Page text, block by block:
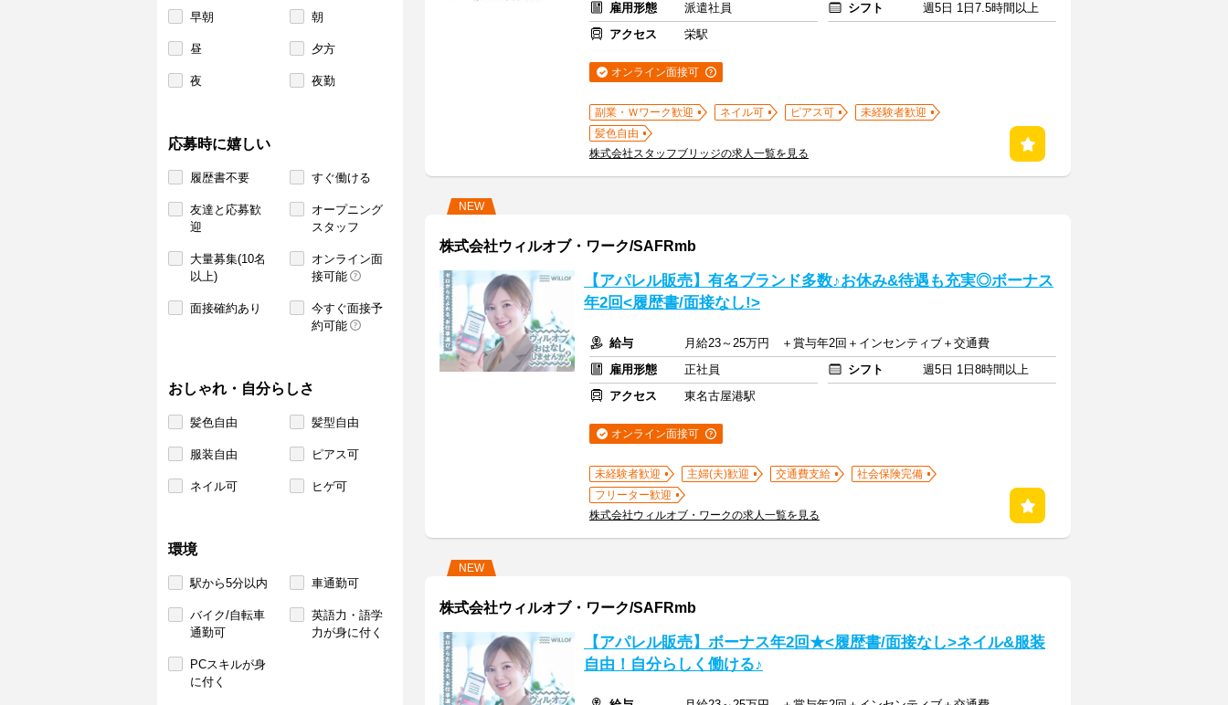
早朝 朝
昼 夕方
夜 夜勤
応募時に嬉しい
履歴書不要 すぐ働ける
友達と応募歓
迎
オープニング
スタッフ
大量募集(10名
以上)
オンライン面
接可能
面接確約あり
今すぐ面接予
約可能
おしゃれ・自分らしさ
髪色自由 髪型自由
服装自由 ピアス可
ネイル可 ヒゲ可
環境
駅から5分以内 車通勤可
バイク/自転車
通勤可
英語力・語学
力が身に付く
PCスキルが身
に付く
雇用形態
派遣社員 シフト
週5日 1日7.5時間以上
アクセス
栄駅
オンライン面接可
副業・Ｗワーク歓迎 ネイル可 ピアス可
未経験者歓迎
髪色自由
株式会社スタッフブリッジの求人一覧を見る
NEW
株式会社ウィルオブ・ワーク/SAFRmb
【アパレル販売】有名ブランド多数♪お休み&待遇も充実◎ボーナス
年2回<履歴書/面接なし!>
給与
月給23～25万円 ＋賞与年2回＋インセンティブ＋交通費
雇用形態
正社員 シフト
週5日 1日8時間以上
アクセス
東名古屋港駅
オンライン面接可
未経験者歓迎 主婦(夫)歓迎 交通費支給
社会保険完備
フリーター歓迎
株式会社ウィルオブ・ワークの求人一覧を見る
NEW
株式会社ウィルオブ・ワーク/SAFRmb
【アパレル販売】ボーナス年2回★<履歴書/面接なし>ネイル&服装
自由！自分らしく働ける♪